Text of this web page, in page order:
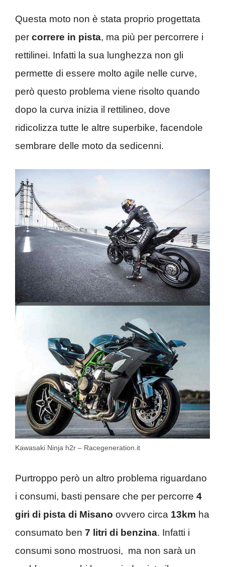
Questa moto non è stata proprio progettata
per correre in pista, ma più per percorrere i
rettilinei. Infatti la sua lunghezza non gli
permette di essere molto agile nelle curve,
però questo problema viene risolto quando
dopo la curva inizia il rettilineo, dove
ridicolizza tutte le altre superbike, facendole
sembrare delle moto da sedicenni.
Kawasaki Ninja h2r – Racegeneration.it
Purtroppo però un altro problema riguardano
i consumi, basti pensare che per percorre 4
giri di pista di Misano ovvero circa 13km ha
consumato ben 7 litri di benzina. Infatti i
consumi sono mostruosi, ma non sarà un